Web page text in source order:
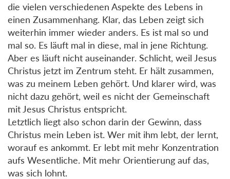
die vielen verschiedenen Aspekte des Lebens in
einen Zusammenhang. Klar, das Leben zeigt sich
weiterhin immer wieder anders. Es ist mal so und
mal so. Es läuft mal in diese, mal in jene Richtung.
Aber es läuft nicht auseinander. Schlicht, weil Jesus
Christus jetzt im Zentrum steht. Er hält zusammen,
was zu meinem Leben gehört. Und klarer wird, was
nicht dazu gehört, weil es nicht der Gemeinschaft
mit Jesus Christus entspricht.
Letztlich liegt also schon darin der Gewinn, dass
Christus mein Leben ist. Wer mit ihm lebt, der lernt,
worauf es ankommt. Er lebt mit mehr Konzentration
aufs Wesentliche. Mit mehr Orientierung auf das,
was sich lohnt.